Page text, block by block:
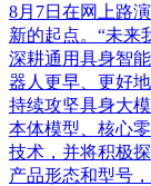
8月7日在网上路
新的起点。“未来
深耕通用具身智
器人更早、更好
持续攻坚具身大
本体模型、核心
技术，并将积极
产品形态和型号